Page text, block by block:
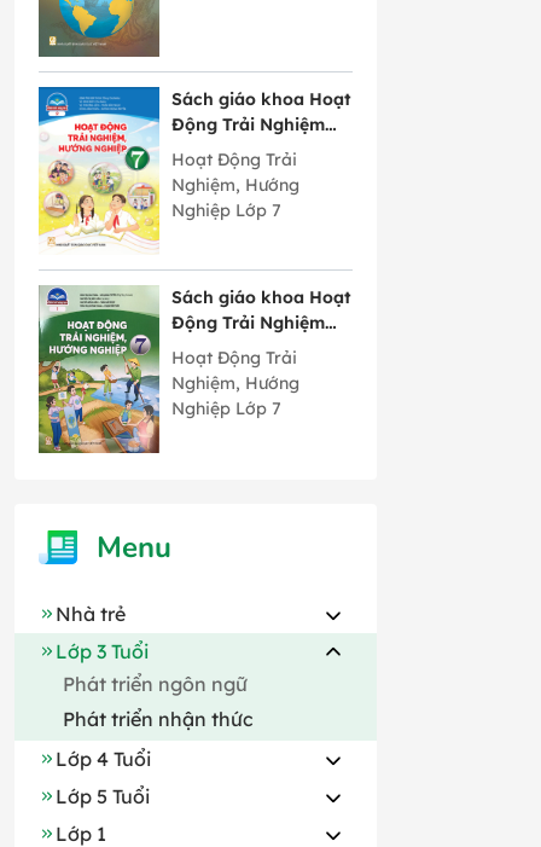
Sách giáo khoa Hoạt
Động Trải Nghiệm
Hướng Nghiệp lớp 7
bản 2 Chân Trời
Sáng Tạo
Hoạt Động Trải
Nghiệm, Hướng
Nghiệp Lớp 7
Sách giáo khoa Hoạt
Động Trải Nghiệm
Hướng Nghiệp lớp 7
bản 1 Chân Trời
Sáng Tạo
Hoạt Động Trải
Nghiệm, Hướng
Nghiệp Lớp 7
Menu
Nhà trẻ
Lớp 3 Tuổi
Phát triển ngôn ngữ
Phát triển nhận thức
Lớp 4 Tuổi
Lớp 5 Tuổi
Lớp 1